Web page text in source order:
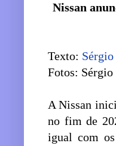
Nissan
Texto:
Fotos: Sérgio
A Nissan
no fim de
igual com